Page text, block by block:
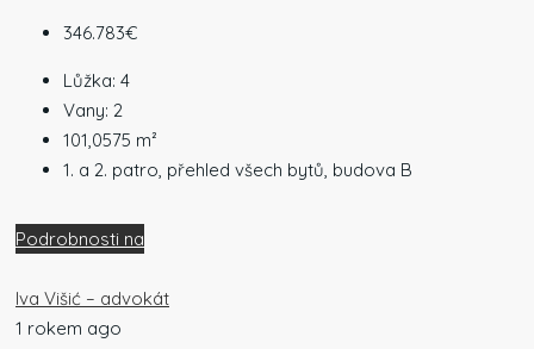
346.783€
Lůžka: 4
Vany: 2
101,0575 m²
1. a 2. patro, přehled všech bytů, budova B
Podrobnosti na
Iva Višić – advokát
1 rokem ago